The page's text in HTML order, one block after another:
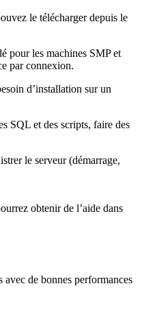
le télécharger depuis le
pour les machines SMP et
par connexion.
d’installation sur un
SQL et des scripts, faire des
le serveur (démarrage,
obtenir de l’aide dans
de bonnes performances